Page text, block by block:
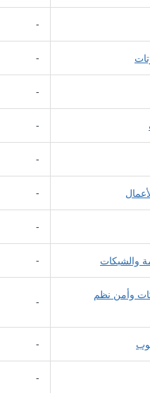
-
-
-
-
-
-
-
والشبكات -
وأمن نظم
-
-
-